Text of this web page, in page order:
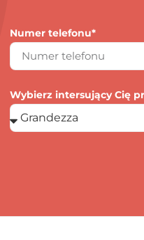
Numer telefonu*
Wybierz intersujący Cię